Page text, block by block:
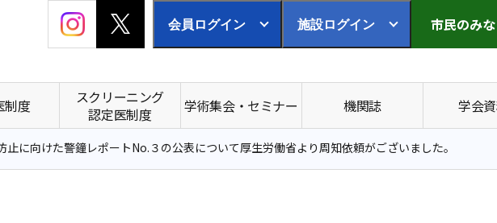
会員ログイン 施設ログイン 市民のみ
制度
スクリーニング
認定医制度
学術集会・セミナー 機関誌 学会
止に向けた警鐘レポートNo.３の公表について厚生労働省より周知依頼がございました。